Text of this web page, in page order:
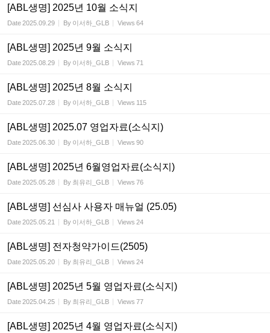
[ABL생명] 2025년 10월 소식지
Date2025.09.29 By 이서하_GLB Views 64
[ABL생명] 2025년 9월 소식지
Date2025.08.29 By 이서하_GLB Views 71
[ABL생명] 2025년 8월 소식지
Date2025.07.28 By 이서하_GLB Views 115
[ABL생명] 2025.07 영업자료(소식지)
Date2025.06.30 By 이서하_GLB Views 90
[ABL생명] 2025년 6월영업자료(소식지)
Date2025.05.28 By 최유리_GLB Views 76
[ABL생명] 선심사 사용자 매뉴얼 (25.05)
Date2025.05.21 By 이서하_GLB Views 24
[ABL생명] 전자청약가이드(2505)
Date2025.05.20 By 최유리_GLB Views 24
[ABL생명] 2025년 5월 영업자료(소식지)
Date2025.04.25 By 최유리_GLB Views 77
[ABL생명] 2025년 4월 영업자료(소식지)